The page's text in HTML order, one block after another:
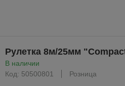
Рулетка 8м/25мм
В наличии
Код: 50500801
Розница